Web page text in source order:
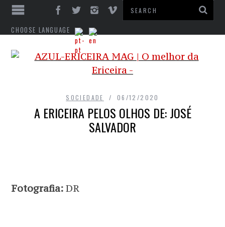
CHOOSE LANGUAGE
SOCIEDADE 06/12/2020
A ERICEIRA PELOS OLHOS DE: JOSÉ
SALVADOR
Fotografia: DR